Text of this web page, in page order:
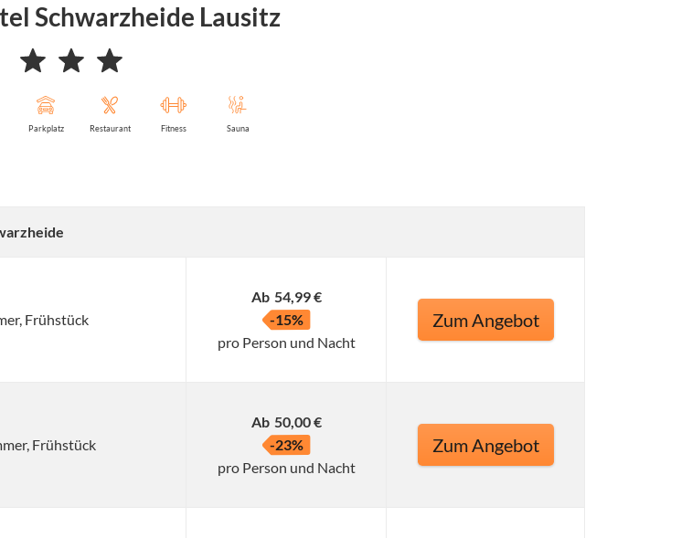
Schwarzheide Lausitz
Parkplatz Restaurant Fitness Sauna
Frühstück
Ab 54,99 €
-15%
pro Person und Nacht
Zum Angebot
Frühstück
Ab 50,00 €
-23%
pro Person und Nacht
Zum Angebot